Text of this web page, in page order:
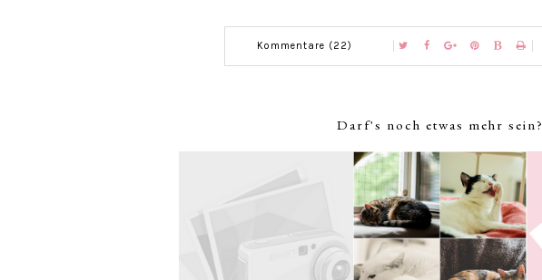
Kommentare (22)
Darf's noch etwas mehr sein?